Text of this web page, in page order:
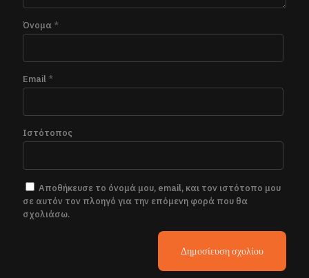
Όνομα *
Email *
Ιστότοπος
Αποθήκευσε το όνομά μου, email, και τον ιστότοπο μου
σε αυτόν τον πλοηγό για την επόμενη φορά που θα
σχολιάσω.